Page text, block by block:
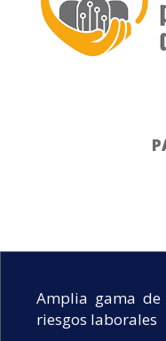
Amplia gama de
riesgos laborales